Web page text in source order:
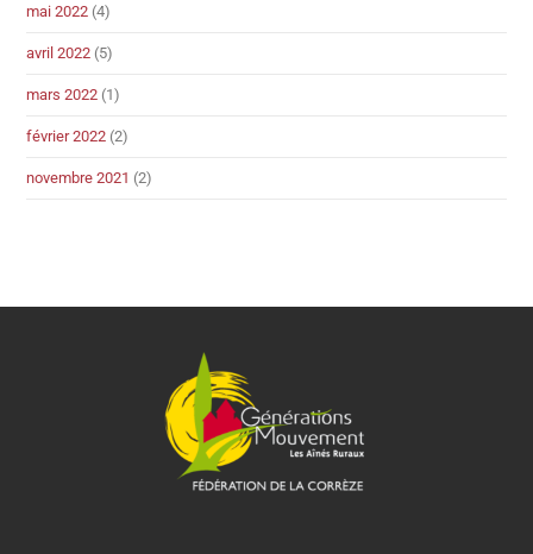
mai 2022 (4)
avril 2022 (5)
mars 2022 (1)
février 2022 (2)
novembre 2021 (2)